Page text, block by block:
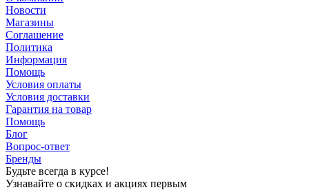
Новости
Магазины
Соглашение
Политика
Информация
Помощь
Условия оплаты
Условия доставки
Гарантия на товар
Помощь
Блог
Вопрос-ответ
Бренды
Будьте всегда в курсе!
Узнавайте о скидках и акциях первым